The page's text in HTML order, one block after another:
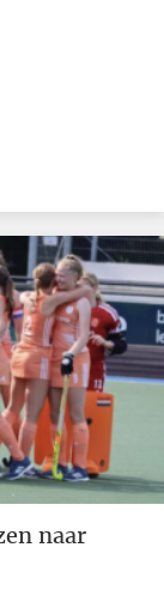
naar